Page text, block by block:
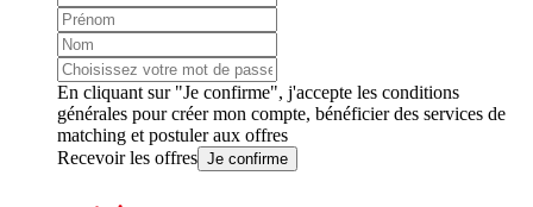
En cliquant sur "Je confirme", j'accepte les conditions
générales pour créer mon compte, bénéficier des services de
matching et postuler aux offres
Recevoir les offres Je confirme